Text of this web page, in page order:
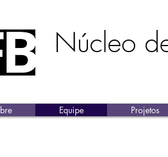
Núcleo
Equipe Projetos